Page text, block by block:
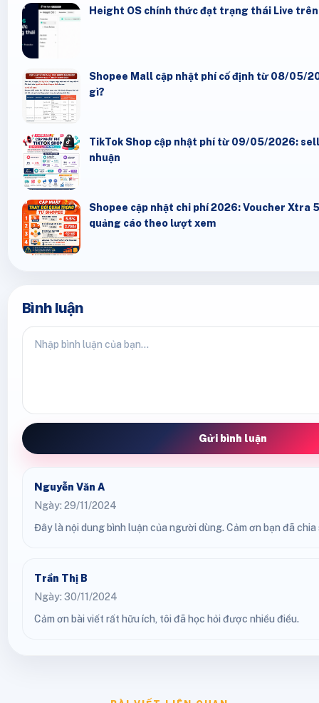
Height OS chính thức đạt trạng thái Live
Shopee Mall cập nhật phí cố định từ 08/05/
gì?
TikTok Shop cập nhật phí từ 09/05/2026:
nhuận
Shopee cập nhật chi phí 2026: Voucher Xtra
quảng cáo theo lượt xem
Bình luận
Gửi bình luận
Nguyễn Văn A
Ngày: 29/11/2024
Đây là nội dung bình luận của người dùng. Cảm ơn bạn đã chia
Trần Thị B
Ngày: 30/11/2024
Cảm ơn bài viết rất hữu ích, tôi đã học hỏi được nhiều điều.